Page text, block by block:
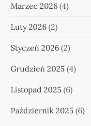
Marzec 2026 (4)
Luty 2026 (2)
Styczeń 2026 (2)
Grudzień 2025 (4)
Listopad 2025 (6)
Październik 2025 (6)